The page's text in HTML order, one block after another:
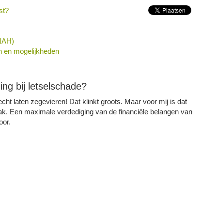
en mogelijkheden
bij letselschade?
laten zegevieren! Dat klinkt groots. Maar voor mij is dat
Een maximale verdediging van de financiële belangen van